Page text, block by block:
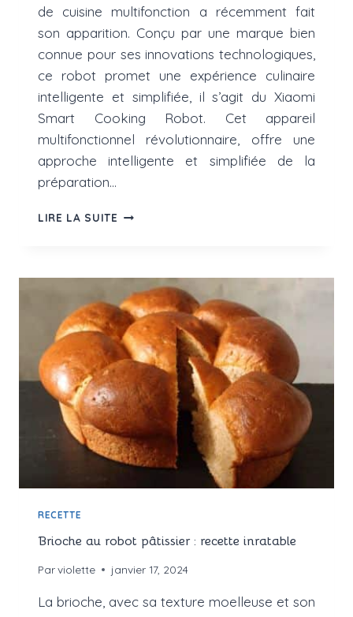
de cuisine multifonction a récemment fait
son apparition. Conçu par une marque bien
connue pour ses innovations technologiques,
ce robot promet une expérience culinaire
intelligente et simplifiée, il s’agit du Xiaomi
Smart Cooking Robot. Cet appareil
multifonctionnel révolutionnaire, offre une
approche intelligente et simplifiée de la
préparation…
LIRE LA SUITE XIAOMI
:
TEST
COMPLET
ET
AVIS
RECETTE
Brioche au robot pâtissier : recette inratable
Parviolette janvier 17, 2024
La brioche, avec sa texture moelleuse et son